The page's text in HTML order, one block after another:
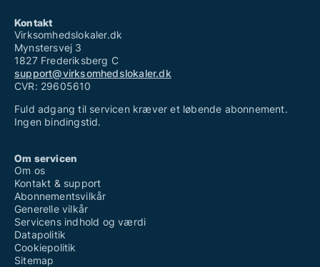
Kontakt
Virksomhedslokaler.dk
Mynstersvej 3
1827 Frederiksberg C
support@virksomhedslokaler.dk
CVR: 29605610
Fuld adgang til servicen kræver et løbende abonnement.
Ingen bindingstid.
Om servicen
Om os
Kontakt & support
Abonnementsvilkår
Generelle vilkår
Servicens indhold og værdi
Datapolitik
Cookiepolitik
Sitemap